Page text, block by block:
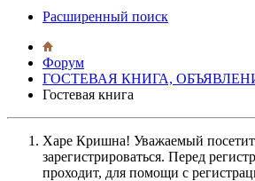
Расширенный поиск
Форум
ГОСТЕВАЯ КНИГА,
Гостевая книга
Харе Кришна! Уважаемый
зарегистрироваться. Перед
проходит, для помощи с